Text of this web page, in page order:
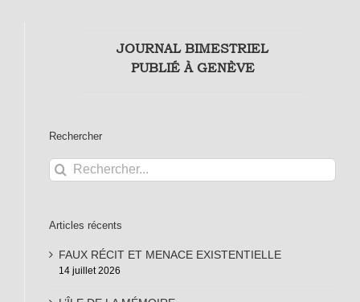
JOURNAL BIMESTRIEL
PUBLIÉ À GENÈVE
Rechercher
Rechercher:
Articles récents
FAUX RÉCIT ET MENACE EXISTENTIELLE
14 juillet 2026